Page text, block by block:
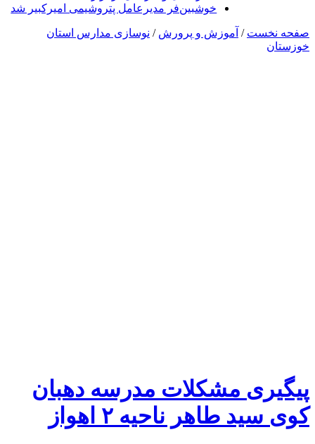
خوشبین‌فر مدیرعامل پتروشیمی امیرکبیر شد
صفحه نخست / آموزش و پرورش / نوسازی مدارس استان
خوزستان
پیگیری مشکلات مدرسه دهبان
کوی سید طاهر ناحیه ۲ اهواز